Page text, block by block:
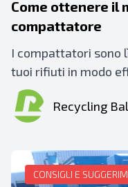
Come ottenere il
compattatore
I compattatori sono
tuoi rifiuti in modo
Recycling
CONSIGLI E